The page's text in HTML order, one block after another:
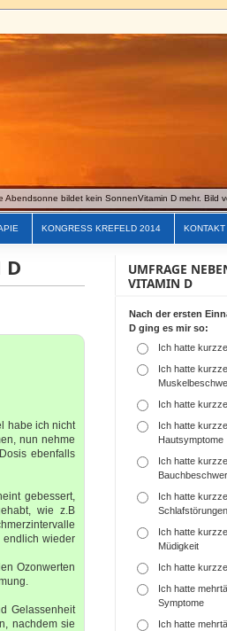
Abendsonne bildet kein SonnenVitamin D mehr. Bild
KONGRESS KREFELD 2014 KONTAKT
D
habe ich nicht
nun nehme
ebenfalls
gebessert,
wie z.B
endlich wieder
Ozonwerten
Gelassenheit
nachdem sie
UMFRAGE
VITAMIN D
Nach der ersten
D ging es mir so:
Ich hatte
Ich hatte
Ich hatte
Ich hatte
Hautsymptome
Ich hatte
Ich hatte
Schlafstörungen
Ich hatte
Müdigkeit
Ich hatte
Ich hatte
Symptome
Ich hatte